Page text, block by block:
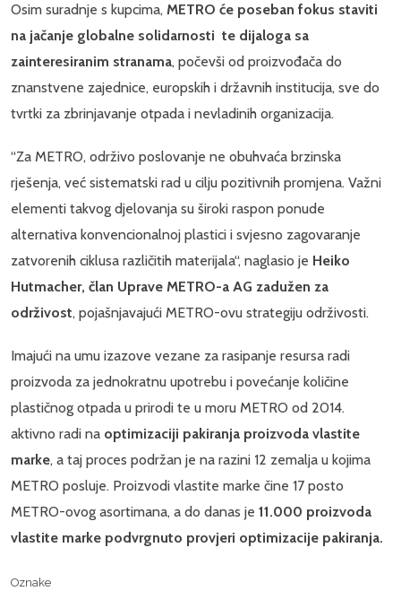
Osim suradnje s kupcima, METRO će poseban fokus staviti
na jačanje globalne solidarnosti te dijaloga sa
zainteresiranim stranama, počevši od proizvođača do
znanstvene zajednice, europskih i državnih institucija, sve do
tvrtki za zbrinjavanje otpada i nevladinih organizacija.
“Za METRO, održivo poslovanje ne obuhvaća brzinska
rješenja, već sistematski rad u cilju pozitivnih promjena. Važni
elementi takvog djelovanja su široki raspon ponude
alternativa konvencionalnoj plastici i svjesno zagovaranje
zatvorenih ciklusa različitih materijala“, naglasio je Heiko
Hutmacher, član Uprave METRO-a AG zadužen za
održivost, pojašnjavajući METRO-ovu strategiju održivosti.
Imajući na umu izazove vezane za rasipanje resursa radi
proizvoda za jednokratnu upotrebu i povećanje količine
plastičnog otpada u prirodi te u moru METRO od 2014.
aktivno radi na optimizaciji pakiranja proizvoda vlastite
marke, a taj proces podržan je na razini 12 zemalja u kojima
METRO posluje. Proizvodi vlastite marke čine 17 posto
METRO-ovog asortimana, a do danas je 11.000 proizvoda
vlastite marke podvrgnuto provjeri optimizacije pakiranja.
Oznake